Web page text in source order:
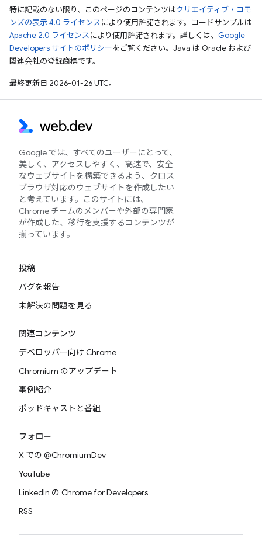
特に記載のない限り、このページのコンテンツはクリエイティブ・コモ
ンズの表示 4.0 ライセンスにより使用許諾されます。コードサンプルは
Apache 2.0 ライセンスにより使用許諾されます。詳しくは、 Google
Developers サイトのポリシーをご覧ください。Java は Oracle および
関連会社の登録商標です。
最終更新日 2026-01-26 UTC。
Google では、すべてのユーザーにとって、
美しく、アクセスしやすく、高速で、安全
なウェブサイトを構築できるよう、クロス
ブラウザ対応のウェブサイトを作成したい
と考えています。このサイトには、
Chrome チームのメンバーや外部の専門家
が作成した、移行を支援するコンテンツが
揃っています。
投稿
バグを報告
未解決の問題を見る
関連コンテンツ
デベロッパー向け Chrome
Chromium のアップデート
事例紹介
ポッドキャストと番組
フォロー
X での @ChromiumDev
YouTube
LinkedIn の Chrome for Developers
RSS